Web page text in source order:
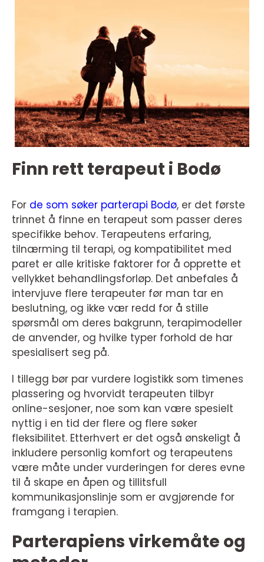
Finn rett terapeut i Bodø
For de som søker parterapi Bodø, er det første
trinnet å finne en terapeut som passer deres
specifikke behov. Terapeutens erfaring,
tilnærming til terapi, og kompatibilitet med
paret er alle kritiske faktorer for å opprette et
vellykket behandlingsforløp. Det anbefales å
intervjuve flere terapeuter før man tar en
beslutning, og ikke vær redd for å stille
spørsmål om deres bakgrunn, terapimodeller
de anvender, og hvilke typer forhold de har
spesialisert seg på.
I tillegg bør par vurdere logistikk som timenes
plassering og hvorvidt terapeuten tilbyr
online-sesjoner, noe som kan være spesielt
nyttig i en tid der flere og flere søker
fleksibilitet. Etterhvert er det også ønskeligt å
inkludere personlig komfort og terapeutens
være måte under vurderingen for deres evne
til å skape en åpen og tillitsfull
kommunikasjonslinje som er avgjørende for
framgang i terapien.
Parterapiens virkemåte og